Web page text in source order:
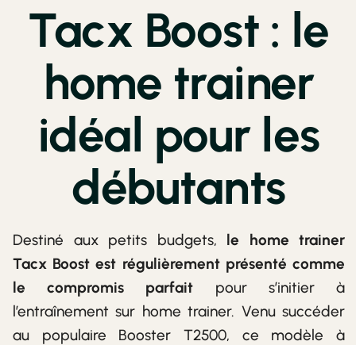
Tacx Boost : le
home trainer
idéal pour les
débutants
Destiné aux petits budgets, le home trainer
Tacx Boost est régulièrement présenté comme
le compromis parfait pour s’initier à
l’entraînement sur home trainer. Venu succéder
au populaire Booster T2500, ce modèle à